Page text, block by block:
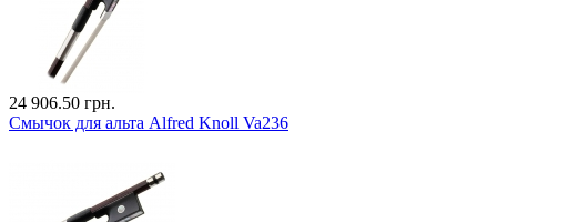
24 906.50 грн.
Смычок для альта Alfred Knoll Va236